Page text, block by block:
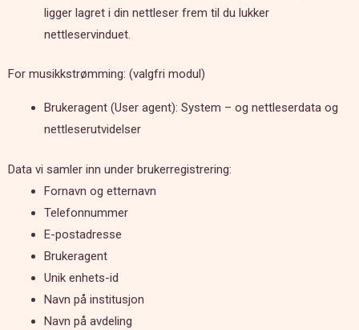
ligger lagret i din nettleser frem til du lukker
nettleservinduet.
For musikkstrømming: (valgfri modul)
Brukeragent (User agent): System – og nettleserdata og
nettleserutvidelser
Data vi samler inn under brukerregistrering:
Fornavn og etternavn
Telefonnummer
E-postadresse
Brukeragent
Unik enhets-id
Navn på institusjon
Navn på avdeling